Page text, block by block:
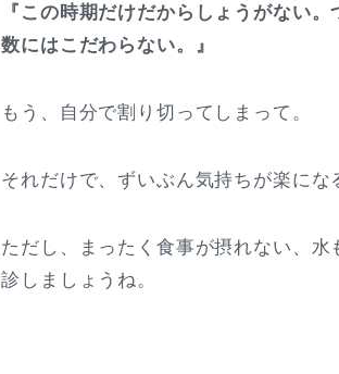
『この時期だけだからしょうがない
数にはこだわらない。』
もう、自分で割り切ってしまって。
それだけで、ずいぶん気持ちが楽にな
ただし、まったく食事が摂れない、
診しましょうね。